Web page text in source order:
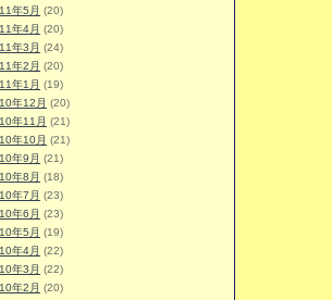
年5月 (20)
年4月 (20)
年3月 (24)
年2月 (20)
年1月 (19)
年12月 (20)
年11月 (21)
年10月 (21)
年9月 (21)
年8月 (18)
年7月 (23)
年6月 (23)
年5月 (19)
年4月 (22)
年3月 (22)
年2月 (20)